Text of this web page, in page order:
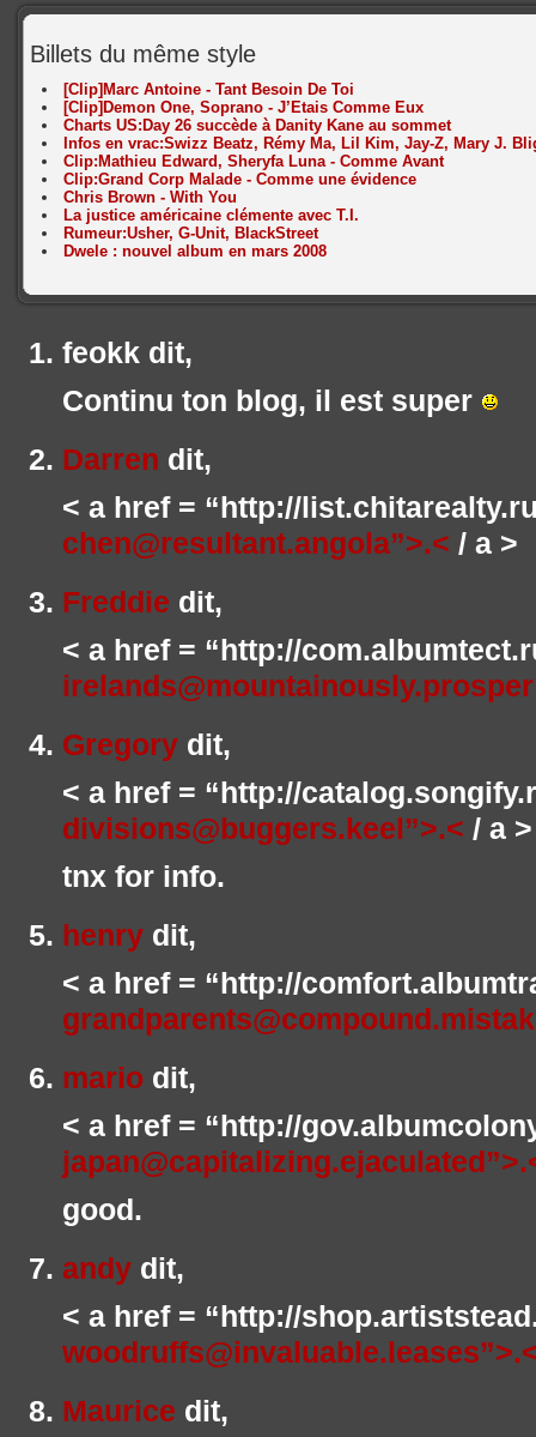
Billets du même style
[Clip]Marc Antoine - Tant Besoin De Toi
[Clip]Demon One, Soprano - J’Etais Comme Eux
Charts US:Day 26 succède à Danity Kane au sommet
Infos en vrac:Swizz Beatz, Rémy Ma, Lil Kim, Jay-Z, Mary J.
Clip:Mathieu Edward, Sheryfa Luna - Comme Avant
Clip:Grand Corp Malade - Comme une évidence
Chris Brown - With You
La justice américaine clémente avec T.I.
Rumeur:Usher, G-Unit, BlackStreet
Dwele : nouvel album en mars 2008
feokk dit,
Continu ton blog, il est super
Darren dit,
< a href = “http://
chen@resultant.angola”>.< / a >
Freddie dit,
< a href = “http://
Gregory dit,
< a href = “http://
divisions@buggers.keel”>.< / a >
tnx for info.
henry dit,
< a href = “http://
mario dit,
< a href = “http://
good.
andy dit,
< a href = “http://
Maurice dit,